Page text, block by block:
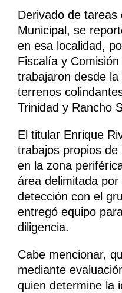
Derivado de
Municipal, se
en esa localidad,
Fiscalía y
trabajaron desde
terrenos
Trinidad y Rancho
El titular Enrique
trabajos propios
en la zona
área delimitada
detección con el
entregó equipo
diligencia.
Cabe mencionar,
mediante
quien determine la